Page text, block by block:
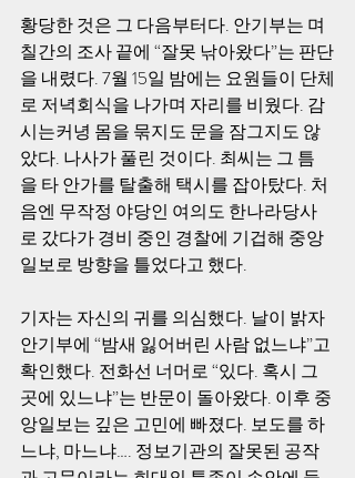
황당한 것은 그 다음부터다. 안기부는 며
칠간의 조사 끝에 “잘못 낚아왔다”는 판단
을 내렸다. 7월 15일 밤에는 요원들이 단체
로 저녁회식을 나가며 자리를 비웠다. 감
시는커녕 몸을 묶지도 문을 잠그지도 않
았다. 나사가 풀린 것이다. 최씨는 그 틈
을 타 안가를 탈출해 택시를 잡아탔다. 처
음엔 무작정 야당인 여의도 한나라당사
로 갔다가 경비 중인 경찰에 기겁해 중앙
일보로 방향을 틀었다고 했다.
기자는 자신의 귀를 의심했다. 날이 밝자
안기부에 “밤새 잃어버린 사람 없느냐”고
확인했다. 전화선 너머로 “있다. 혹시 그
곳에 있느냐”는 반문이 돌아왔다. 이후 중
앙일보는 깊은 고민에 빠졌다. 보도를 하
느냐, 마느냐…. 정보기관의 잘못된 공작